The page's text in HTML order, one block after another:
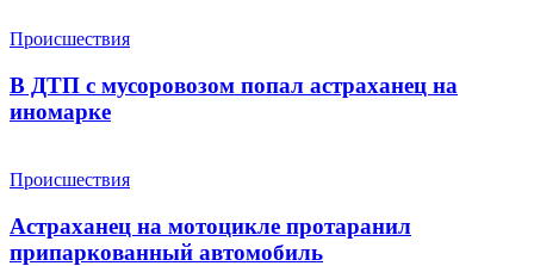
Происшествия
В ДТП с мусоровозом попал астраханец на
иномарке
Происшествия
Астраханец на мотоцикле протаранил
припаркованный автомобиль